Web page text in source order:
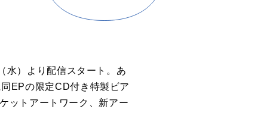
水）より配信スタート。あ
EPの限定CD付き特製ビア
ットアートワーク、新アー